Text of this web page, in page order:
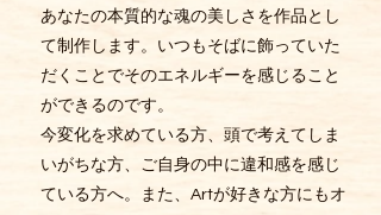
あなたの本質的な魂の美しさを作品とし
て制作します。いつもそばに飾っていた
だくことでそのエネルギーを感じること
ができるのです。
今変化を求めている方、頭で考えてしま
いがちな方、ご自身の中に違和感を感じ
ている方へ。また、Artが好きな方にもオ